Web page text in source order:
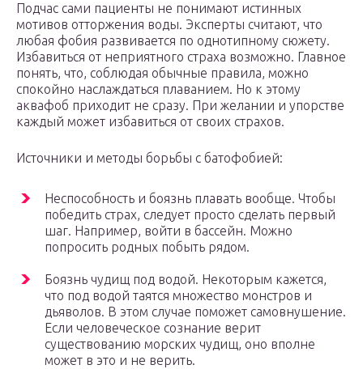
Подчас сами пациенты не понимают истинных
мотивов отторжения воды. Эксперты считают, что
любая фобия развивается по однотипному сюжету.
Избавиться от неприятного страха возможно. Главное
понять, что, соблюдая обычные правила, можно
спокойно наслаждаться плаванием. Но к этому
аквафоб приходит не сразу. При желании и упорстве
каждый может избавиться от своих страхов.
Источники и методы борьбы с батофобией:
Неспособность и боязнь плавать вообще. Чтобы
победить страх, следует просто сделать первый
шаг. Например, войти в бассейн. Можно
попросить родных побыть рядом.
Боязнь чудищ под водой. Некоторым кажется,
что под водой таятся множество монстров и
дьяволов. В этом случае поможет самовнушение.
Если человеческое сознание верит
существованию морских чудищ, оно вполне
может в это и не верить.